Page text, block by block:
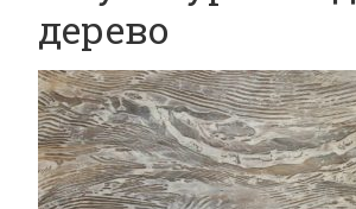
дерево